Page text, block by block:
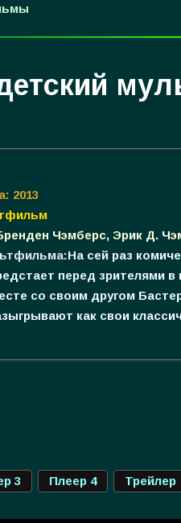
2013
Чэмберс, Эрик Д.
На сей раз
перед зрителями
со своим другом
как свои
3 Плеер 4 Трейлер